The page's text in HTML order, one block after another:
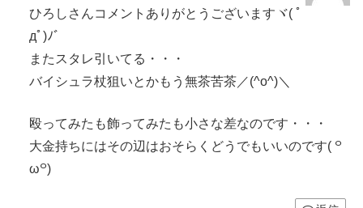
ひろしさんコメントありがとうございますヾ( ﾟ
дﾟ)ﾉ゛
またスタレ引いてる・・・
バイシュラ杖狙いとかもう無茶苦茶／(^o^)＼
殴ってみたも飾ってみたも小さな差なのです・・・
大金持ちにはその辺はおそらくどうでもいいのです( ꒪
ω꒪)